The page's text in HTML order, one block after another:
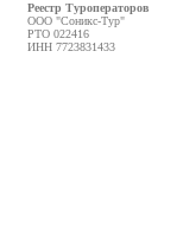
Реестр Туроператоров
ООО "Соникс-Тур"
РТО 022416
ИНН 7723831433